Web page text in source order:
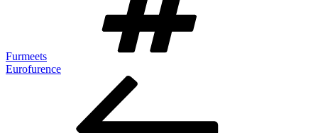
Furmeets
Eurofurence
Beitragsnavigation